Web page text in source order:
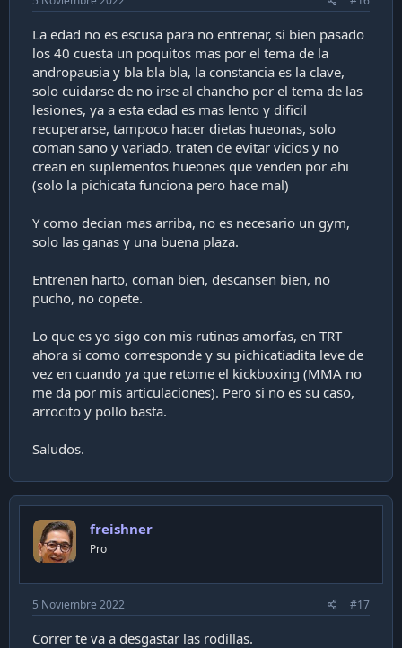
La edad no es escusa para no entrenar, si bien pasado
los 40 cuesta un poquitos mas por el tema de la
andropausia y bla bla bla, la constancia es la clave,
solo cuidarse de no irse al chancho por el tema de las
lesiones, ya a esta edad es mas lento y dificil
recuperarse, tampoco hacer dietas hueonas, solo
coman sano y variado, traten de evitar vicios y no
crean en suplementos hueones que venden por ahi
(solo la pichicata funciona pero hace mal)
Y como decian mas arriba, no es necesario un gym,
solo las ganas y una buena plaza.
Entrenen harto, coman bien, descansen bien, no
pucho, no copete.
Lo que es yo sigo con mis rutinas amorfas, en TRT
ahora si como corresponde y su pichicatiadita leve de
vez en cuando ya que retome el kickboxing (MMA no
me da por mis articulaciones). Pero si no es su caso,
arrocito y pollo basta.
Saludos.
freishner
Pro
5 Noviembre 2022 #17
Correr te va a desgastar las rodillas.